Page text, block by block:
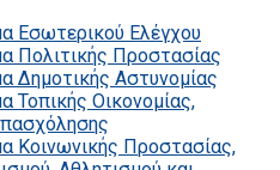
Εσωτερικού Ελέγχου
Πολιτικής Προστασίας
Δημοτικής Αστυνομίας
Τοπικής Οικονομίας,
Κοινωνικής Προστασίας,